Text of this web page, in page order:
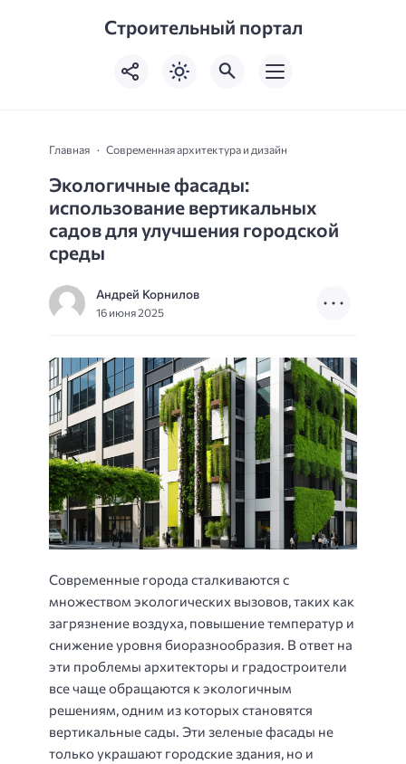
Строительный портал
Главная Современная архитектура и дизайн
Экологичные фасады:
использование вертикальных
садов для улучшения городской
среды
Андрей Корнилов
16 июня 2025
Современные города сталкиваются с
множеством экологических вызовов, таких как
загрязнение воздуха, повышение температур и
снижение уровня биоразнообразия. В ответ на
эти проблемы архитекторы и градостроители
все чаще обращаются к экологичным
решениям, одним из которых становятся
вертикальные сады. Эти зеленые фасады не
только украшают городские здания, но и